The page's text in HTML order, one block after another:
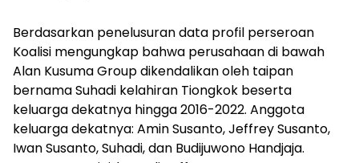
Berdasarkan penelusuran data profil perseroan
Koalisi mengungkap bahwa perusahaan di bawah
Alan Kusuma Group dikendalikan oleh taipan
bernama Suhadi kelahiran Tiongkok beserta
keluarga dekatnya hingga 2016-2022. Anggota
keluarga dekatnya: Amin Susanto, Jeffrey Susanto,
Iwan Susanto, Suhadi, dan Budijuwono Handjaja.